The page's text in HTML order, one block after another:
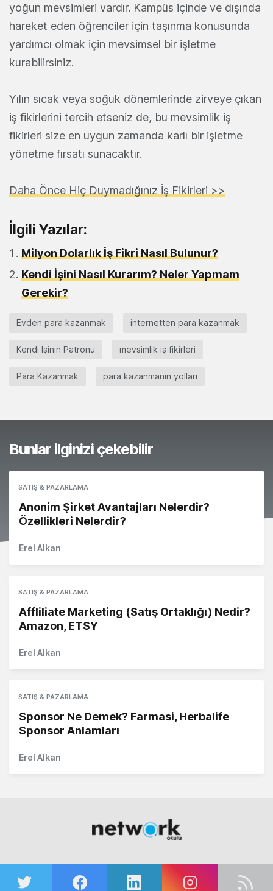
yoğun mevsimleri vardır. Kampüs içinde ve dışında
hareket eden öğrenciler için taşınma konusunda
yardımcı olmak için mevsimsel bir işletme
kurabilirsiniz.
Yılın sıcak veya soğuk dönemlerinde zirveye çıkan
iş fikirlerini tercih etseniz de, bu mevsimlik iş
fikirleri size en uygun zamanda karlı bir işletme
yönetme fırsatı sunacaktır.
Daha Önce Hiç Duymadığınız İş Fikirleri >>
İlgili Yazılar:
Milyon Dolarlık İş Fikri Nasıl Bulunur?
Kendi İşini Nasıl Kurarım? Neler Yapmam
Gerekir?
Evden para kazanmak internetten para kazanmak
Kendi İşinin Patronu mevsimlik iş fikirleri
Para Kazanmak para kazanmanın yolları
Bunlar ilginizi çekebilir
SATIŞ & PAZARLAMA
Anonim Şirket Avantajları Nelerdir?
Özellikleri Nelerdir?
Erel Alkan
SATIŞ & PAZARLAMA
Affliliate Marketing (Satış Ortaklığı) Nedir?
Amazon, ETSY
Erel Alkan
SATIŞ & PAZARLAMA
Sponsor Ne Demek? Farmasi, Herbalife
Sponsor Anlamları
Erel Alkan